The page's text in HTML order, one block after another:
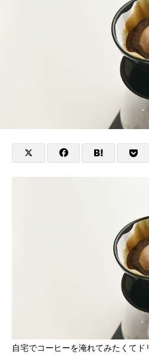
自宅でコーヒーを淹れてみたくて